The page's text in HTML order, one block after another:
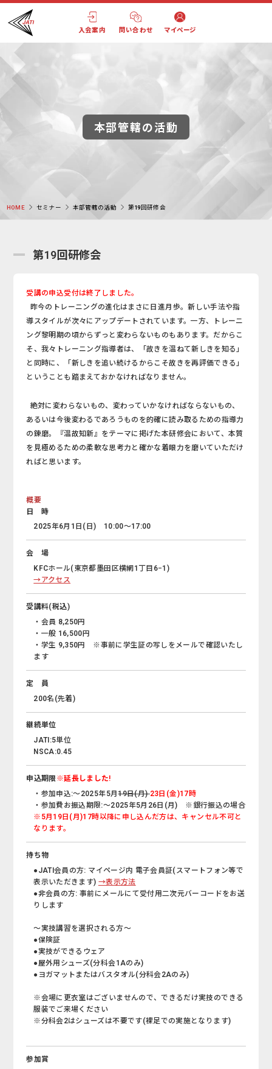
入会案内 問い合わせ マイページ
本部管轄の活動
HOME セミナー 本部管轄の活動 第19回研修会
第19回研修会
受講の申込受付は終了しました。
昨今のトレーニングの進化はまさに日進月歩。新しい手法や指
導スタイルが次々にアップデートされています。一方、トレーニ
ング黎明期の頃からずっと変わらないものもあります。だからこ
そ、我々トレーニング指導者は、「故きを温ねて新しきを知る」
と同時に、「新しきを追い続けるからこそ故きを再評価できる」
ということも踏まえておかなければなりません。
絶対に変わらないもの、変わっていかなければならないもの、
あるいは今後変わるであろうものを的確に読み取るための指導力
の錬磨。『温故知新』をテーマに掲げた本研修会において、本質
を見極めるための柔軟な思考力と確かな着眼力を磨いていただけ
ればと思います。
概要
日 時
2025年6月1日(日) 10:00～17:00
会 場
KFCホール(東京都墨田区横網1丁目6−1)
→アクセス
受講料(税込)
・会員 8,250円
・一般 16,500円
・学生 9,350円 ※事前に学生証の写しをメールで確認いたし
ます
定 員
200名(先着)
継続単位
JATI:5単位
NSCA:0.45
申込期限※延長しました!
・参加申込:～2025年5月19日(月)23日(金)17時
・参加費お振込期限:～2025年5月26日(月) ※銀行振込の場合
※5月19日(月)17時以降に申し込んだ方は、キャンセル不可と
なります。
持ち物
●JATI会員の方: マイページ内 電子会員証(スマートフォン等で
表示いただきます) →表示方法
●非会員の方: 事前にメールにて受付用二次元バーコードをお送
りします
～実技講習を選択される方～
●保険証
●実技ができるウェア
●屋外用シューズ(分科会1Aのみ)
●ヨガマットまたはバスタオル(分科会2Aのみ)
※会場に更衣室はございませんので、できるだけ実技のできる
服装でご来場ください
※分科会2はシューズは不要です(裸足での実施となります)
参加賞